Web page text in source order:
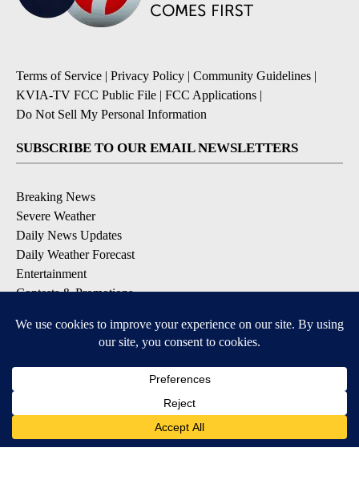
Terms of Service | Privacy Policy | Community Guidelines |
KVIA-TV FCC Public File | FCC Applications |
Do Not Sell My Personal Information
SUBSCRIBE TO OUR EMAIL NEWSLETTERS
Breaking News
Severe Weather
Daily News Updates
Daily Weather Forecast
Entertainment
Contests & Promotions
DOWNLOAD OUR APPS
Available for iOS and Android